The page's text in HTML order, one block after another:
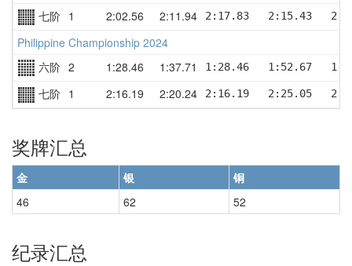
七阶 1 2:02.56 2:11.94 2:17.83   2:15.43
Philippine Championship 2024
六阶 2 1:28.46 1:37.71 1:28.46   1:52.67
七阶 1 2:16.19 2:20.24 2:16.19   2:25.05
奖牌汇总
金 银
铜
46
62 52
纪录汇总